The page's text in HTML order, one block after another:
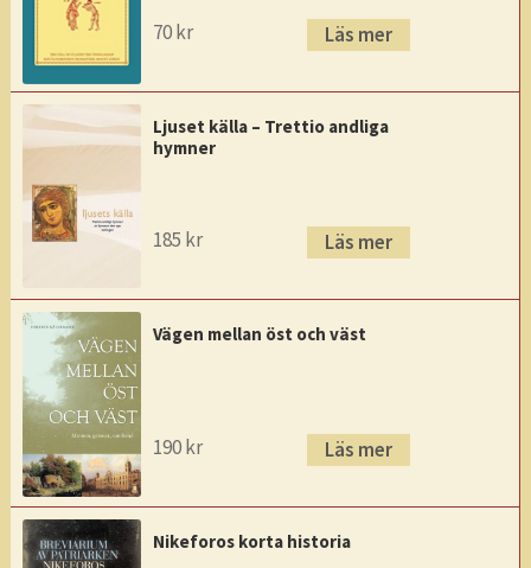
70kr Läs mer
Ljuset källa – Trettio andliga
hymner
185 kr Läs mer
Vägen mellan öst och väst
190kr Läs mer
Nikeforos korta historia